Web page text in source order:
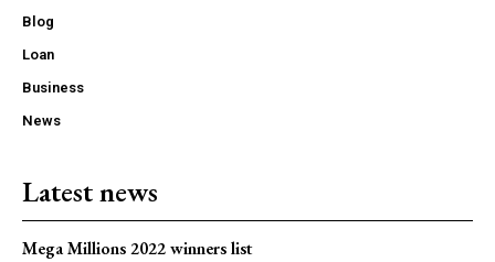
Blog
Loan
Business
News
Latest news
Mega Millions 2022 winners list